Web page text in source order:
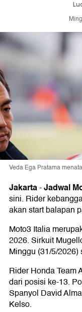
Veda Ega Pratama
Jakarta-Jadwal
sini. Rider
akan start balapan
Moto3 Italia
2026. Sirkuit
Minggu (31/5/2026)
Rider Honda Team
dari posisi ke-13.
Spanyol David
Kelso.